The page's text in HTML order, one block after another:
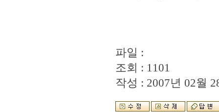
파일 :
조회 : 1101
작성 : 2007년 02월